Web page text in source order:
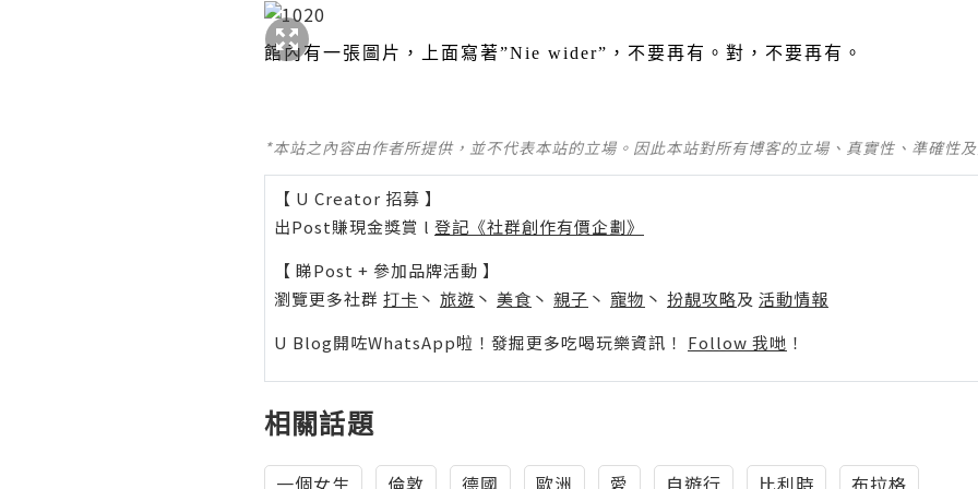
館內有一張圖片，上面寫著”Nie wider” ，不要再有。對，不要再有。
*本站之內容由作者所提供，並不代表本站的立場。因此本站對所有博客的立場、真實性、準確性
【 U Creator 招募 】
出Post賺現金獎賞 l 登記《社群創作有價企劃》
【 睇Post + 參加品牌活動 】
瀏覽更多社群 打卡 丶 旅遊 丶 美食 丶 親子 丶 寵物 丶 扮靚攻略及 活動情報
U Blog開咗WhatsApp啦！發掘更多吃喝玩樂資訊！ Follow 我哋 ！
相關話題
一個女生 倫敦 德國 歐洲 愛 自遊行 比利時 布拉格